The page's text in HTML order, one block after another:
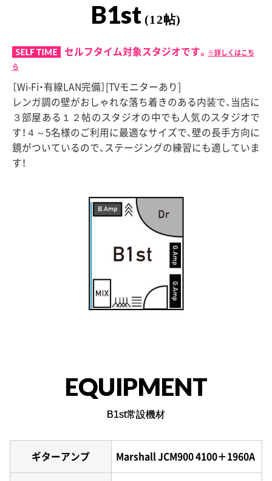
B1st (12帖)
セルフタイム対象スタジオです。 ※詳しくはこち
ら
［Wi-Fi・有線LAN完備］[TVモニターあり]
レンガ調の壁がおしゃれな落ち着きのある内装で、当店に
３部屋ある１２帖のスタジオの中でも人気のスタジオで
す！４～5名様のご利用に最適なサイズで、壁の長手方向に
鏡がついているので、ステージングの練習にも適していま
す！
EQUIPMENT
B1st常設機材
ギターアンプ Marshall JCM900 4100＋1960A